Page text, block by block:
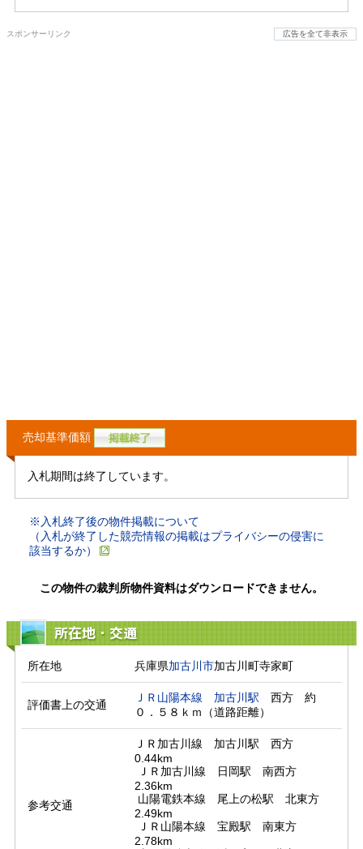
スポンサーリンク 広告を全て非表示
売却基準価額
入札期間は終了しています。
※入札終了後の物件掲載について
（入札が終了した競売情報の掲載はプライバシーの侵害に
該当するか）
この物件の裁判所物件資料はダウンロードできません。
所在地・交通
所在地 兵庫県加古川市加古川町寺家町
評価書上の交通
ＪＲ山陽本線 加古川駅 西方　約
０．５８ｋｍ（道路距離）
参考交通
ＪＲ加古川線　加古川駅　西方
0.44km
2.36km
2.49km
2.78km